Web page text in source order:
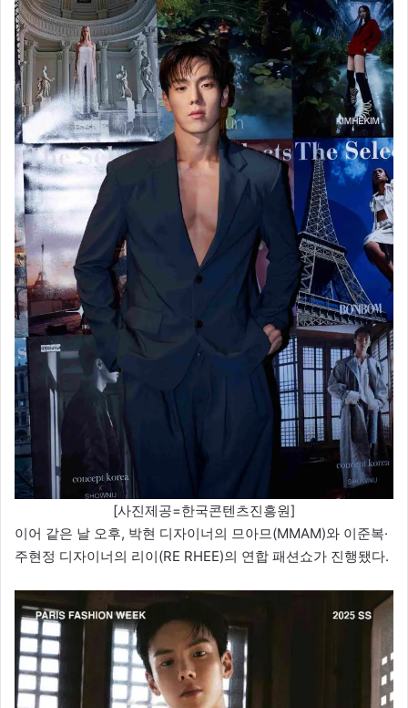
[사진제공=한국콘텐츠진흥원]
이어 같은 날 오후, 박현 디자이너의 므아므(MMAM)와 이준복·
주현정 디자이너의 리이(RE RHEE)의 연합 패션쇼가 진행됐다.